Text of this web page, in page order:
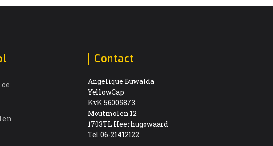
Contact
Angelique Buwalda
YellowCap
KvK 56005873
Moutmolen 12
1703TL Heerhugowaard
Tel 06-21412122